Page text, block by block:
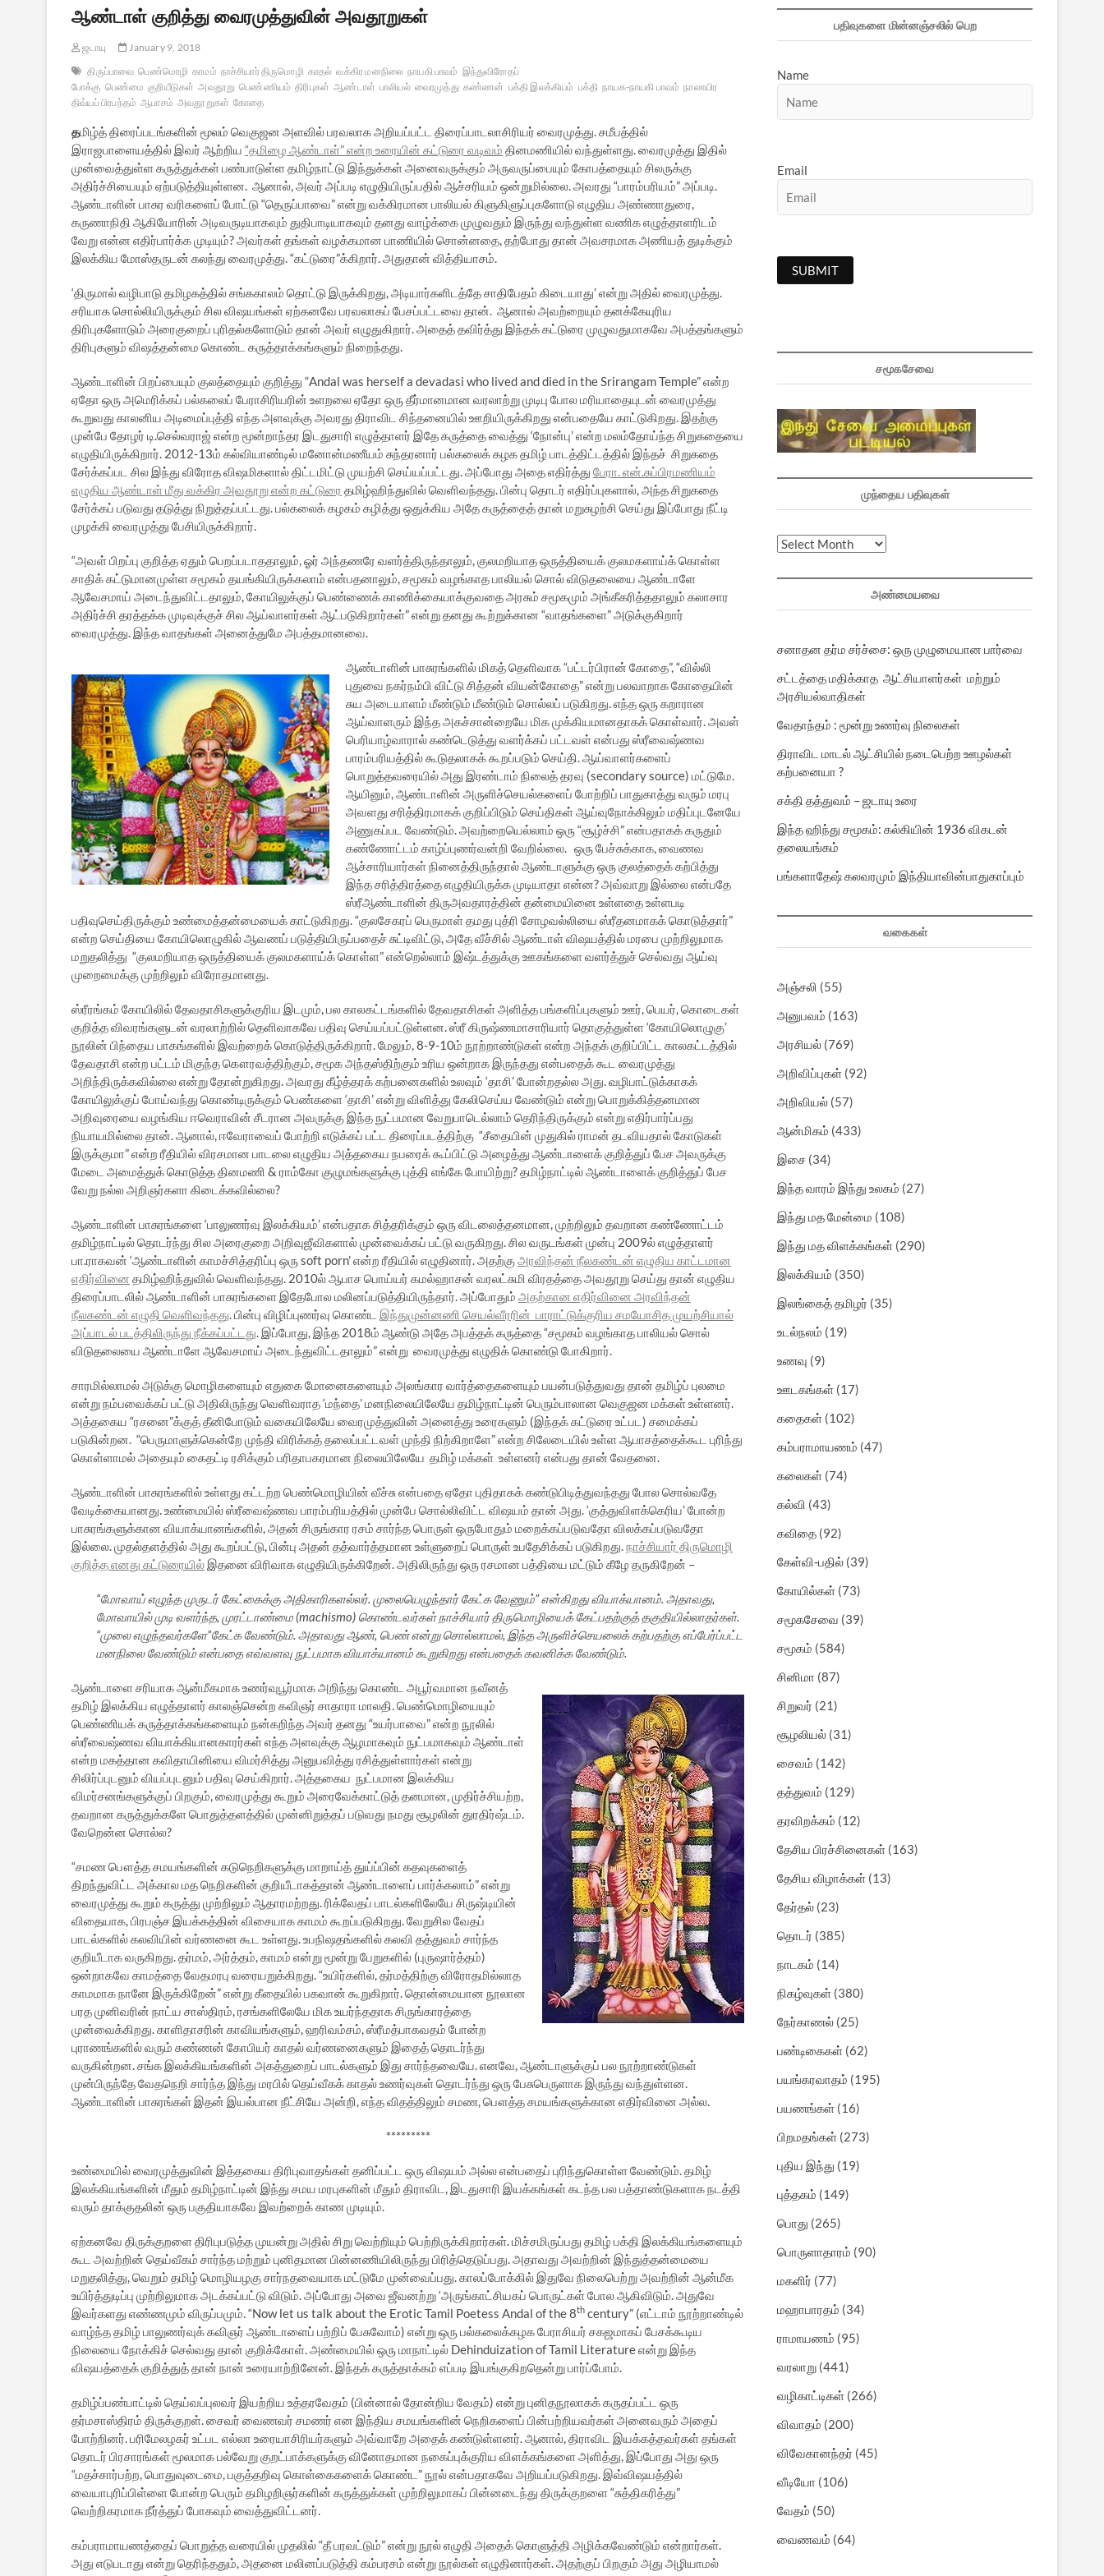
ஆண்டாள் குறித்து வைரமுத்துவின் அவதூறுகள்
ஜடாயு
January 9, 2018
திருப்பாவை பெண்மொழி காமம் நாச்சியார் திருமொழி காதல் வக்கிர மனநிலை நாயகி பாவம் இந்துவிரோதப்
போக்கு பெண்மை குறியீடுகள் அவதூறு பெண்ணியம் திரிபுகள் ஆண்டாள் பாலியல் வைரமுத்து கண்ணன் பக்தி இலக்கியம் பக்தி நாயக-நாயகி பாவம் நாலாயிர
திவ்யப் பிரபந்தம் ஆபாசம் அவதூறுகள் கோதை
தமிழ்த் திரைப்படங்களின் மூலம் வெகுஜன அளவில் பரவலாக அறியப்பட்ட திரைப்பாடலாசிரியர் வைரமுத்து. சமீபத்தில்
இராஜபாளையத்தில் இவர் ஆற்றிய “தமிழை ஆண்டாள்” என்ற உரையின் கட்டுரை வடிவம் தினமணியில் வந்துள்ளது. வைரமுத்து இதில்
முன்வைத்துள்ள கருத்துக்கள் பண்பாடுள்ள தமிழ்நாட்டு இந்துக்கள் அனைவருக்கும் அருவருப்பையும் கோபத்தையும் சிலருக்கு
அதிர்ச்சியையும் ஏற்படுத்தியுள்ளன. ஆனால், அவர் அப்படி எழுதியிருப்பதில் ஆச்சரியம் ஒன்றுமில்லை. அவரது “பாரம்பரியம்” அப்படி.
ஆண்டாளின் பாசுர வரிகளைப் போட்டு “தெருப்பாவை” என்று வக்கிரமான பாலியல் கிளுகிளுப்புகளோடு எழுதிய அண்ணாதுரை,
கருணாநிதி ஆகியோரின் அடிவருடியாகவும் துதிபாடியாகவும் தனது வாழ்க்கை முழுவதும் இருந்து வந்துள்ள வணிக எழுத்தாளரிடம்
வேறு என்ன எதிர்பார்க்க முடியும்? அவர்கள் தங்கள் வழக்கமான பாணியில் சொன்னதை, தற்போது தான் அவசரமாக அணியத் துடிக்கும்
இலக்கிய மோஸ்தருடன் கலந்து வைரமுத்து. “கட்டுரை”க்கிறார். அதுதான் வித்தியாசம்.
‘திருமால் வழிபாடு தமிழகத்தில் சங்ககாலம் தொட்டு இருக்கிறது, அடியார்களிடத்தே சாதிபேதம் கிடையாது’ என்று அதில் வைரமுத்து.
சரியாக சொல்லியிருக்கும் சில விஷயங்கள் ஏற்கனவே பரவலாகப் பேசப்பட்டவை தான். ஆனால் அவற்றையும் தனக்கேயுரிய
திரிபுகளோடும் அரைகுறைப் புரிதல்களோடும் தான் அவர் எழுதுகிறார். அதைத் தவிர்த்து இந்தக் கட்டுரை முழுவதுமாகவே அபத்தங்களும்
திரிபுகளும் விஷத்தன்மை கொண்ட கருத்தாக்கங்களும் நிறைந்தது.
ஆண்டாளின் பிறப்பையும் குலத்தையும் குறித்து “Andal was herself a devadasi who lived and died in the Srirangam Temple” என்ற
ஏதோ ஒரு அமெரிக்கப் பல்கலைப் பேராசிரியரின் உளறலை ஏதோ ஒரு தீர்மானமான வரலாற்று முடிபு போல மரியாதையுடன் வைரமுத்து
கூறுவது காலனிய அடிமைப்புத்தி எந்த அளவுக்கு அவரது திராவிட சிந்தனையில் ஊறியிருக்கிறது என்பதையே காட்டுகிறது. இதற்கு
முன்பே தோழர் டி.செல்வராஜ் என்ற மூன்றாந்தர இடதுசாரி எழுத்தாளர் இதே கருத்தை வைத்து ‘நோன்பு’ என்ற மலம்தோய்ந்த சிறுகதையை
எழுதியிருக்கிறார். 2012-13ம் கல்வியாண்டில் மனோன்மணீயம் சுந்தரனார் பல்கலைக் கழக தமிழ் பாடத்திட்டத்தில் இந்தச் சிறுகதை
சேர்க்கப்பட சில இந்து விரோத விஷமிகளால் திட்டமிட்டு முயற்சி செய்யப்பட்டது. அப்போது அதை எதிர்த்து பேரா. என்.சுப்பிரமணியம்
எழுதிய ஆண்டாள் மீது வக்கிர அவதூறு என்ற கட்டுரை தமிழ்ஹிந்துவில் வெளிவந்தது. பின்பு தொடர் எதிர்ப்புகளால், அந்த சிறுகதை
சேர்க்கப் படுவது தடுத்து நிறுத்தப்பட்டது. பல்கலைக் கழகம் கழித்து ஒதுக்கிய அதே கருத்தைத் தான் மறுசுழற்சி செய்து இப்போது நீட்டி
முழக்கி வைரமுத்து பேசியிருக்கிறார்.
“அவள் பிறப்பு குறித்த ஏதும் பெறப்படாததாலும், ஓர் அந்தணரே வளர்த்திருந்தாலும், குலமறியாத ஒருத்தியைக் குலமகளாய்க் கொள்ள
சாதிக் கட்டுமானமுள்ள சமூகம் தயங்கியிருக்கலாம் என்பதனாலும், சமூகம் வழங்காத பாலியல் சொல் விடுதலையை ஆண்டாளே
ஆவேசமாய் அடைந்துவிட்டதாலும், கோயிலுக்குப் பெண்ணைக் காணிக்கையாக்குவதை அரசும் சமூகமும் அங்கீகரித்ததாலும் கலாசார
அதிர்ச்சி தரத்தக்க முடிவுக்குச் சில ஆய்வாளர்கள் ஆட்படுகிறார்கள்” என்று தனது கூற்றுக்கான “வாதங்களை” அடுக்குகிறார்
வைரமுத்து. இந்த வாதங்கள் அனைத்துமே அபத்தமானவை.
ஆண்டாளின் பாசுரங்களில் மிகத் தெளிவாக “பட்டர்பிரான் கோதை”, “வில்லி
புதுவை நகர்நம்பி விட்டு சித்தன் வியன்கோதை” என்று பலவாறாக கோதையின்
சுய அடையாளம் மீண்டும் மீண்டும் சொல்லப் படுகிறது. எந்த ஒரு கறாரான
ஆய்வாளரும் இந்த அகச்சான்றையே மிக முக்கியமானதாகக் கொள்வார். அவள்
பெரியாழ்வாரால் கண்டெடுத்து வளர்க்கப் பட்டவள் என்பது ஸ்ரீவைஷ்ணவ
பாரம்பரியத்தில் கூடுதலாகக் கூறப்படும் செய்தி. ஆய்வாளர்களைப்
பொறுத்தவரையில் அது இரண்டாம் நிலைத் தரவு (secondary source) மட்டுமே.
ஆயினும், ஆண்டாளின் அருளிச்செயல்களைப் போற்றிப் பாதுகாத்து வரும் மரபு
அவளது சரித்திரமாகக் குறிப்பிடும் செய்திகள் ஆய்வுநோக்கிலும் மதிப்புடனேயே
அணுகப்பட வேண்டும். அவற்றையெல்லாம் ஒரு “சூழ்ச்சி” என்பதாகக் கருதும்
கண்ணோட்டம் காழ்ப்புணர்வன்றி வேறில்லை. ஒரு பேச்சுக்காக, வைணவ
ஆச்சாரியார்கள் நினைத்திருந்தால் ஆண்டாளுக்கு ஒரு குலத்தைக் கற்பித்து
இந்த சரித்திரத்தை எழுதியிருக்க முடியாதா என்ன? அவ்வாறு இல்லை என்பதே
ஸ்ரீஆண்டாளின் திருஅவதாரத்தின் தன்மையினை உள்ளதை உள்ளபடி
பதிவுசெய்திருக்கும் உண்மைத்தன்மையைக் காட்டுகிறது. “குலசேகரப் பெருமாள் தமது புத்ரி சோழவல்லியை ஸ்ரீதனமாகக் கொடுத்தார்”
என்ற செய்தியை கோயிலொழுகில் ஆவணப் படுத்தியிருப்பதைச் சுட்டிவிட்டு, அதே வீச்சில் ஆண்டாள் விஷயத்தில் மரபை முற்றிலுமாக
மறுதலித்து “குலமறியாத ஒருத்தியைக் குலமகளாய்க் கொள்ள” என்றெல்லாம் இஷ்டத்துக்கு ஊகங்களை வளர்த்துச் செல்வது ஆய்வு
முறைமைக்கு முற்றிலும் விரோதமானது.
ஸ்ரீரங்கம் கோயிலில் தேவதாசிகளுக்குரிய இடமும், பல காலகட்டங்களில் தேவதாசிகள் அளித்த பங்களிப்புகளும் ஊர், பெயர், கொடைகள்
குறித்த விவரங்களுடன் வரலாற்றில் தெளிவாகவே பதிவு செய்யப்பட்டுள்ளன. ஸ்ரீ கிருஷ்ணமாசாரியார் தொகுத்துள்ள ‘கோயிலொழுகு’
நூலின் பிந்தைய பாகங்களில் இவற்றைக் கொடுத்திருக்கிறார். மேலும், 8-9-10ம் நூற்றாண்டுகள் என்ற அந்தக் குறிப்பிட்ட காலகட்டத்தில்
தேவதாசி என்ற பட்டம் மிகுந்த கௌரவத்திற்கும், சமூக அந்தஸ்திற்கும் உரிய ஒன்றாக இருந்தது என்பதைக் கூட வைரமுத்து
அறிந்திருக்கவில்லை என்று தோன்றுகிறது. அவரது கீழ்த்தரக் கற்பனைகளில் உலவும் ‘தாசி’ போன்றதல்ல அது. வழிபாட்டுக்காகக்
கோயிலுக்குப் போய்வந்து கொண்டிருக்கும் பெண்களை ‘தாசி’ என்று விளித்து கேலிசெய்ய வேண்டும் என்று பொறுக்கித்தனமான
அறிவுரையை வழங்கிய ஈவெராவின் சீடரான அவருக்கு இந்த நுட்பமான வேறுபாடெல்லாம் தெரிந்திருக்கும் என்று எதிர்பார்ப்பது
நியாயமில்லை தான். ஆனால், ஈவேராவைப் போற்றி எடுக்கப் பட்ட திரைப்படத்திற்கு “சீதையின் முதுகில் ராமன் தடவியதால் கோடுகள்
இருக்குமா” என்ற ரீதியில் விரசமான பாடலை எழுதிய அத்தகைய நபரைக் கூப்பிட்டு அழைத்து ஆண்டாளைக் குறித்துப் பேச அவருக்கு
மேடை அமைத்துக் கொடுத்த தினமணி & ராம்கோ குழுமங்களுக்கு புத்தி எங்கே போயிற்று? தமிழ்நாட்டில் ஆண்டாளைக் குறித்துப் பேச
வேறு நல்ல அறிஞர்களா கிடைக்கவில்லை?
ஆண்டாளின் பாசுரங்களை ‘பாலுணர்வு இலக்கியம்’ என்பதாக சித்தரிக்கும் ஒரு விடலைத்தனமான, முற்றிலும் தவறான கண்ணோட்டம்
தமிழ்நாட்டில் தொடர்ந்து சில அரைகுறை அறிவுஜீவிகளால் முன்வைக்கப் பட்டு வருகிறது. சில வருடங்கள் முன்பு 2009ல் எழுத்தாளர்
பா.ராகவன் ‘ஆண்டாளின் காமச்சித்தரிப்பு ஒரு soft porn’ என்ற ரீதியில் எழுதினார். அதற்குஅரவிந்தன் நீலகண்டன் எழுதிய காட்டமான
எதிர்வினை தமிழ்ஹிந்துவில் வெளிவந்தது. 2010ல் ஆபாச பொய்யர் கமல்ஹாசன் வரலட்சுமி விரதத்தை அவதூறு செய்து தான் எழுதிய
திரைப்பாடலில் ஆண்டாளின் பாசுரங்களை இதேபோல மலினப்படுத்தியிருந்தார். அப்போதும் அதற்கான எதிர்வினை அரவிந்தன்
நீலகண்டன் எழுதி வெளிவந்தது. பின்பு விழிப்புணர்வு கொண்ட இந்துமுன்னணி செயல்வீரரின் பாராட்டுக்குரிய சமயோசித முயற்சியால்
அப்பாடல் படத்திலிருந்து நீக்கப்பட்டது. இப்போது, இந்த 2018ம் ஆண்டு அதே அபத்தக் கருத்தை “சமூகம் வழங்காத பாலியல் சொல்
விடுதலையை ஆண்டாளே ஆவேசமாய் அடைந்துவிட்டதாலும்” என்று வைரமுத்து எழுதிக் கொண்டு போகிறார்.
சாரமில்லாமல் அடுக்கு மொழிகளையும் எதுகை மோனைகளையும் அலங்கார வார்த்தைகளையும் பயன்படுத்துவது தான் தமிழ்ப் புலமை
என்று நம்பவைக்கப் பட்டு அதிலிருந்து வெளிவராத ‘மந்தை’ மனநிலையிலேயே தமிழ்நாட்டின் பெரும்பாலான வெகுஜன மக்கள் உள்ளனர்.
அத்தகைய “ரசனை”க்குத் தீனிபோடும் வகையிலேயே வைரமுத்துவின் அனைத்து உரைகளும் (இந்தக் கட்டுரை உட்பட) சமைக்கப்
படுகின்றன. “பெருமாளுக்கென்றே முந்தி விரிக்கத் தலைப்பட்டவள் முந்தி நிற்கிறாளே” என்ற சிலேடையில் உள்ள ஆபாசத்தைக்கூட புரிந்து
கொள்ளாமல் அதையும் கைதட்டி ரசிக்கும் பரிதாபகரமான நிலையிலேயே தமிழ் மக்கள் உள்ளனர் என்பது தான் வேதனை.
ஆண்டாளின் பாசுரங்களில் உள்ளது கட்டற்ற பெண்மொழியின் வீச்சு என்பதை ஏதோ புதிதாகக் கண்டுபிடித்துவந்தது போல சொல்வதே
வேடிக்கையானது. உண்மையில் ஸ்ரீவைஷ்ணவ பாரம்பரியத்தில் முன்பே சொல்லிவிட்ட விஷயம் தான் அது. ‘குத்துவிளக்கெரிய’ போன்ற
பாசுரங்களுக்கான வியாக்யானங்களில், அதன் சிருங்கார ரசம் சார்ந்த பொருள் ஒருபோதும் மறைக்கப்படுவதோ விலக்கப்படுவதோ
இல்லை. முதல்தளத்தில் அது கூறப்பட்டு, பின்பு அதன் தத்வார்த்தமான உள்ளுறைப் பொருள் உபதேசிக்கப் படுகிறது.நாச்சியார் திருமொழி
குறித்த எனது கட்டுரையில் இதனை விரிவாக எழுதியிருக்கிறேன். அதிலிருந்து ஒரு ரசமான பத்தியை மட்டும் கீழே தருகிறேன் –
“மோவாய் எழுந்த முருடர் கேட்கைக்கு அதிகாரிகளல்லர். முலையெழுந்தார் கேட்க வேணும்” என்கிறது வியாக்யானம். அதாவது,
மோவாயில் முடி வளர்ந்த, முரட்டாண்மை (machismo) கொண்டவர்கள் நாச்சியார் திருமொழியைக் கேட்பதற்குத் தகுதியில்லாதர்கள்.
“முலை எழுந்தவர்களே”கேட்க வேண்டும். அதாவது ஆண், பெண் என்று சொல்லாமல், இந்த அருளிச்செயலைக் கற்பதற்கு எப்பேர்ப்பட்ட
மனநிலை வேண்டும் என்பதை எவ்வளவு நுட்பமாக வியாக்யானம் கூறுகிறது என்பதைக் கவனிக்க வேண்டும்.
ஆண்டாளை சரியாக ஆன்மீகமாக உணர்வுபூர்மாக அறிந்து கொண்ட அபூர்வமான நவீனத்
தமிழ் இலக்கிய எழுத்தாளர் காலஞ்சென்ற கவிஞர் சாதாரா மாலதி. பெண்மொழியையும்
பெண்ணியக் கருத்தாக்கங்களையும் நன்கறிந்த அவர் தனது “உயர்பாவை” என்ற நூலில்
ஸ்ரீவைஷ்ணவ வியாக்கியானகாரர்கள் எந்த அளவுக்கு ஆழமாகவும் நுட்பமாகவும் ஆண்டாள்
என்ற மகத்தான கவிதாயினியை விமர்சித்து அனுபவித்து ரசித்துள்ளார்கள் என்று
சிலிர்ப்புடனும் வியப்புடனும் பதிவு செய்கிறார். அத்தகைய நுட்பமான இலக்கிய
விமர்சனங்களுக்குப் பிறகும், வைரமுத்து கூறும் அரைவேக்காட்டுத் தனமான, முதிர்ச்சியற்ற,
தவறான கருத்துக்களே பொதுத்தளத்தில் முன்னிறுத்தப் படுவது நமது சூழலின் துரதிர்ஷ்டம்.
வேறென்ன சொல்ல?
“சமண பௌத்த சமயங்களின் கடுநெறிகளுக்கு மாறாய்த் துய்ப்பின் கதவுகளைத்
திறந்துவிட்ட அக்கால மத நெறிகளின் குறியீடாகத்தான் ஆண்டாளைப் பார்க்கலாம்” என்று
வைரமுத்து கூறும் கருத்து முற்றிலும் ஆதாரமற்றது. ரிக்வேதப் பாடல்களிலேயே சிருஷ்டியின்
விதையாக, பிரபஞ்ச இயக்கத்தின் விசையாக காமம் கூறப்படுகிறது. வேறுசில வேதப்
பாடல்களில் கலவியின் வர்ணனை கூட உள்ளது. உபநிஷதங்களில் கலவி தத்துவம் சார்ந்த
குறியீடாக வருகிறது. தர்மம், அர்த்தம், காமம் என்று மூன்று பேறுகளில் (புருஷார்த்தம்)
ஒன்றாகவே காமத்தை வேதமரபு வரையறுக்கிறது. “உயிர்களில், தர்மத்திற்கு விரோதமில்லாத
காமமாக நானே இருக்கிறேன்” என்று கீதையில் பகவான் கூறுகிறார். தொன்மையான நூலான
பரத முனிவரின் நாட்ய சாஸ்திரம், ரசங்களிலேயே மிக உயர்ந்ததாக சிருங்காரத்தை
முன்வைக்கிறது. காளிதாசரின் காவியங்களும், ஹரிவம்சம், ஸ்ரீமத்பாகவதம் போன்ற
புராணங்களில் வரும் கண்ணன் கோபியர் காதல் வர்ணனைகளும் இதைத் தொடர்ந்து
வருகின்றன. சங்க இலக்கியங்களின் அகத்துறைப் பாடல்களும் இது சார்ந்தவையே. எனவே, ஆண்டாளுக்குப் பல நூற்றாண்டுகள்
முன்பிருந்தே வேதநெறி சார்ந்த இந்து மரபில் தெய்வீகக் காதல் உணர்வுகள் தொடர்ந்து ஒரு பேசுபெருளாக இருந்து வந்துள்ளன.
ஆண்டாளின் பாசுரங்கள் இதன் இயல்பான நீட்சியே அன்றி, எந்த விதத்திலும் சமண, பௌத்த சமயங்களுக்கான எதிர்வினை அல்ல.
*********
உண்மையில் வைரமுத்துவின் இத்தகைய திரிபுவாதங்கள் தனிப்பட்ட ஒரு விஷயம் அல்ல என்பதைப் புரிந்துகொள்ள வேண்டும். தமிழ்
இலக்கியங்களின் மீதும் தமிழ்நாட்டின் இந்து சமய மரபுகளின் மீதும் திராவிட, இடதுசாரி இயக்கங்கள் கடந்த பல பத்தாண்டுகளாக நடத்தி
வரும் தாக்குதலின் ஒரு பகுதியாகவே இவற்றைக் காண முடியும்.
ஏற்கனவே திருக்குறளை திரிபுபடுத்த முயன்று அதில் சிறு வெற்றியும் பெற்றிருக்கிறார்கள். மிச்சமிருப்பது தமிழ் பக்தி இலக்கியங்களையும்
கூட அவற்றின் தெய்வீகம் சார்ந்த மற்றும் புனிதமான பின்னணியிலிருந்து பிரித்தெடுப்பது. அதாவது அவற்றின் இந்துத்தன்மையை
மறுதலித்து, வெறும் தமிழ் மொழியழகு சார்நதவையாக மட்டுமே முன்வைப்பது. காலப்போக்கில் இதுவே நிலைபெற்று அவற்றின் ஆன்மீக
உயிர்த்துடிப்பு முற்றிலுமாக அடக்கப்பட்டு விடும். அப்போது அவை ஜீவனற்று ‘அருங்காட்சியகப் பொருட்கள் போல ஆகிவிடும். அதுவே
இவர்களது எண்ணமும் விருப்பமும். “Now let us talk about the Erotic Tamil Poetess Andal of the 8th century” (எட்டாம் நூற்றாண்டில்
வாழ்ந்த தமிழ் பாலுணர்வுக் கவிஞர் ஆண்டாளைப் பற்றிப் பேசுவோம்) என்று ஒரு பல்கலைக்கழக பேராசியர் சகஜமாகப் பேசக்கூடிய
நிலையை நோக்கிச் செல்வது தான் குறிக்கோள். அண்மையில் ஒரு மாநாட்டில் Dehinduization of Tamil Literature என்று இந்த
விஷயத்தைக் குறித்துத் தான் நான் உரையாற்றினேன். இந்தக் கருத்தாக்கம் எப்படி இயங்குகிறதென்று பார்ப்போம்.
தமிழ்ப்பண்பாட்டில் தெய்வப்புலவர் இயற்றிய உத்தரவேதம் (பின்னால் தோன்றிய வேதம்) என்று புனிதநூலாகக் கருதப்பட்ட ஒரு
தர்மசாஸ்திரம் திருக்குறள். சைவர் வைணவர் சமணர் என இந்திய சமயங்களின் நெறிகளைப் பின்பற்றியவர்கள் அனைவரும் அதைப்
போற்றினர். பரிமேலழகர் உட்பட எல்லா உரையாசிரியர்களும் அவ்வாறே அதைக் கண்டுள்ளனர். ஆனால், திராவிட இயக்கத்தவர்கள் தங்கள்
தொடர் பிரசாரங்கள் மூலமாக பல்வேறு குறட்பாக்களுக்கு வினோதமான நகைப்புக்குரிய விளக்கங்களை அளித்து, இப்போது அது ஒரு
“மதச்சார்பற்ற, பொதுவுடைமை, பகுத்தறிவு கொள்கைகளைக் கொண்ட” நூல் என்பதாகவே அறியப்படுகிறது. இவ்விஷயத்தில்
வையாபுரிப்பிள்ளை போன்ற பெரும் தமிழறிஞர்களின் கருத்துக்கள் முற்றிலுமாகப் பின்னடைந்து திருக்குறளை “சுத்திகரித்து”
வெற்றிகரமாக நீர்த்துப் போகவும் வைத்துவிட்டனர்.
கம்பராமாயணத்தைப் பொறுத்த வரையில் முதலில் “தீ பரவட்டும்” என்று நூல் எழுதி அதைக் கொளுத்தி அழிக்கவேண்டும் என்றார்கள்.
அது எடுபடாது என்று தெரிந்ததும், அதனை மலினப்படுத்தி கம்பரசம் என்று நூல்கள் எழுதினார்கள். அதற்குப் பிறகும் அது அழியாமல்
பதிவுகளை மின்னஞ்சலில் பெற
Name
Email
சமூகசேவை
முந்தைய பதிவுகள்
முந்தைய
அண்மையவை
சனாதன தர்ம சர்ச்சை: ஒரு முழுமையான பார்வை
சட்டத்தை மதிக்காத ஆட்சியாளர்கள் மற்றும்
அரசியல்வாதிகள்
வேதாந்தம் : மூன்று உணர்வு நிலைகள்
திராவிட மாடல் ஆட்சியில் நடைபெற்ற ஊழல்கள்
கற்பனையா ?
சக்தி தத்துவம் – ஜடாயு உரை
இந்த ஹிந்து சமூகம்: கல்கியின் 1936 விகடன்
தலையங்கம்
பங்களாதேஷ் கலவரமும் இந்தியாவின்பாதுகாப்பும்
வகைகள்
அஞ்சலி (55)
அனுபவம் (163)
அரசியல் (769)
அறிவிப்புகள் (92)
அறிவியல் (57)
ஆன்மிகம் (433)
இசை (34)
இந்த வாரம் இந்து உலகம் (27)
இந்து மத மேன்மை (108)
இந்து மத விளக்கங்கள் (290)
இலக்கியம் (350)
இலங்கைத் தமிழர் (35)
உடல்நலம் (19)
உணவு (9)
ஊடகங்கள் (17)
கதைகள் (102)
கம்பராமாயணம் (47)
கலைகள் (74)
கல்வி (43)
கவிதை (92)
கேள்வி-பதில் (39)
கோயில்கள் (73)
சமூகசேவை (39)
சமூகம் (584)
சினிமா (87)
சிறுவர் (21)
சூழலியல் (31)
சைவம் (142)
தத்துவம் (129)
தரவிறக்கம் (12)
தேசிய பிரச்சினைகள் (163)
தேசிய விழாக்கள் (13)
தேர்தல் (23)
தொடர் (385)
நாடகம் (14)
நிகழ்வுகள் (380)
நேர்காணல் (25)
பண்டிகைகள் (62)
பயங்கரவாதம் (195)
பயணங்கள் (16)
பிறமதங்கள் (273)
புதிய இந்து (19)
புத்தகம் (149)
பொது (265)
பொருளாதாரம் (90)
மகளிர் (77)
மஹாபாரதம் (34)
ராமாயணம் (95)
வரலாறு (441)
வழிகாட்டிகள் (266)
விவாதம் (200)
விவேகானந்தர் (45)
வீடியோ (106)
வேதம் (50)
வைணவம் (64)